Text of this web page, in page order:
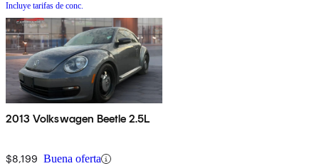
Incluye tarifas de conc.
2013 Volkswagen Beetle 2.5L
$8,199 Buena oferta